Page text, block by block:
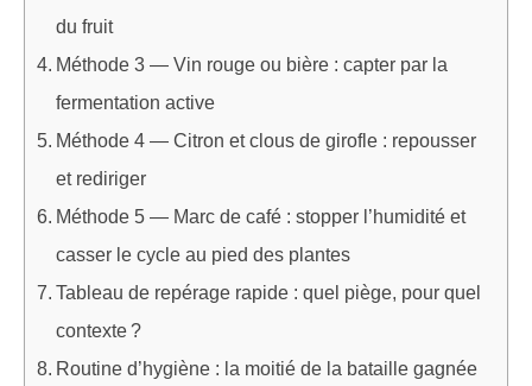
du fruit
Méthode 3 — Vin rouge ou bière : capter par la
fermentation active
Méthode 4 — Citron et clous de girofle : repousser
et rediriger
Méthode 5 — Marc de café : stopper l’humidité et
casser le cycle au pied des plantes
Tableau de repérage rapide : quel piège, pour quel
contexte ?
Routine d’hygiène : la moitié de la bataille gagnée